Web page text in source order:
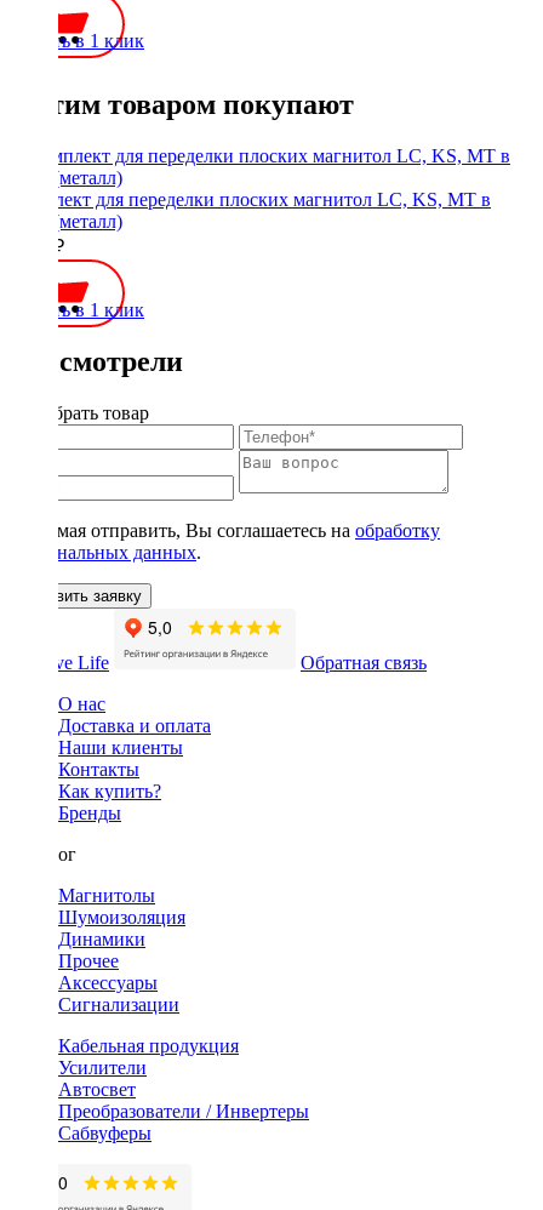
Купить в 1 клик
С этим товаром покупают
Комплект для переделки плоских магнитол LC, KS, MT в
1Din (металл)
1900 ₽
Купить в 1 клик
Вы смотрели
Подобрать товар
Нажимая отправить, Вы соглашаетесь на обработку
персональных данных.
Оставить заявку
Обратная связь
О нас
Доставка и оплата
Наши клиенты
Контакты
Как купить?
Бренды
Каталог
Магнитолы
Шумоизоляция
Динамики
Прочее
Аксессуары
Сигнализации
Кабельная продукция
Усилители
Автосвет
Преобразователи / Инвертеры
Сабвуферы